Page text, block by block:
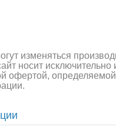
изменяться
носит
офертой,